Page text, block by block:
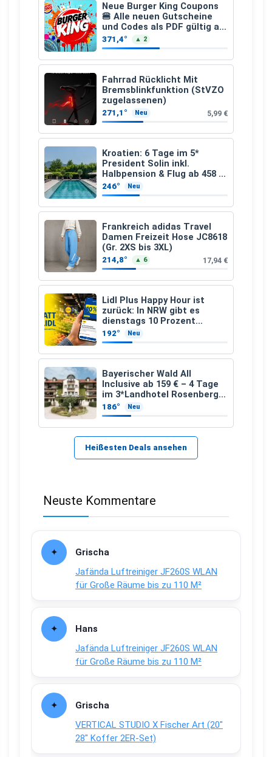
Neue Burger King Coupons
🍔 Alle neuen Gutscheine
und Codes als PDF gültig ab
25.07.2026 bis 04.09.2026
371,4° ▲ 2
Fahrrad Rücklicht Mit
Bremsblinkfunktion (StVZO
zugelassenen)
271,1° Neu 5,99 €
Kroatien: 6 Tage im 5*
President Solin inkl.
Halbpension & Flug ab 458 €
pro Person
246° Neu
Frankreich adidas Travel
Damen Freizeit Hose JC8618
(Gr. 2XS bis 3XL)
214,8° ▲ 6 17,94 €
Lidl Plus Happy Hour ist
zurück: In NRW gibt es
dienstags 10 Prozent
Rabatt
192° Neu
Bayerischer Wald All
Inclusive ab 159 € – 4 Tage
im 3*Landhotel Rosenberger
mit Wellness
186° Neu
Heißesten Deals ansehen
Neuste Kommentare
Grischa
Jafända Luftreiniger JF260S WLAN
für Große Räume bis zu 110 M²
Hans
Jafända Luftreiniger JF260S WLAN
für Große Räume bis zu 110 M²
Grischa
VERTICAL STUDIO X Fischer Art (20″
28″ Koffer 2ER-Set)